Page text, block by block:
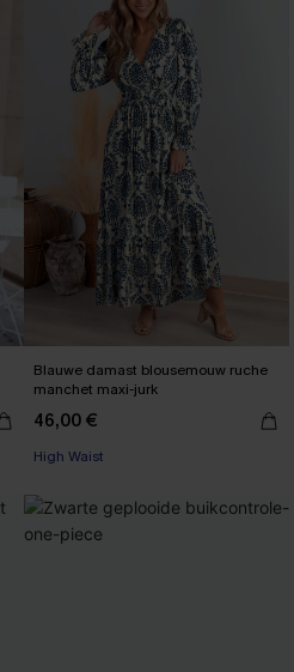
Blauwe damast blousemouw ruche
manchet maxi-jurk
46,00 €
【AG18】2 met 10% korting
【AG18】2 met 10% korting